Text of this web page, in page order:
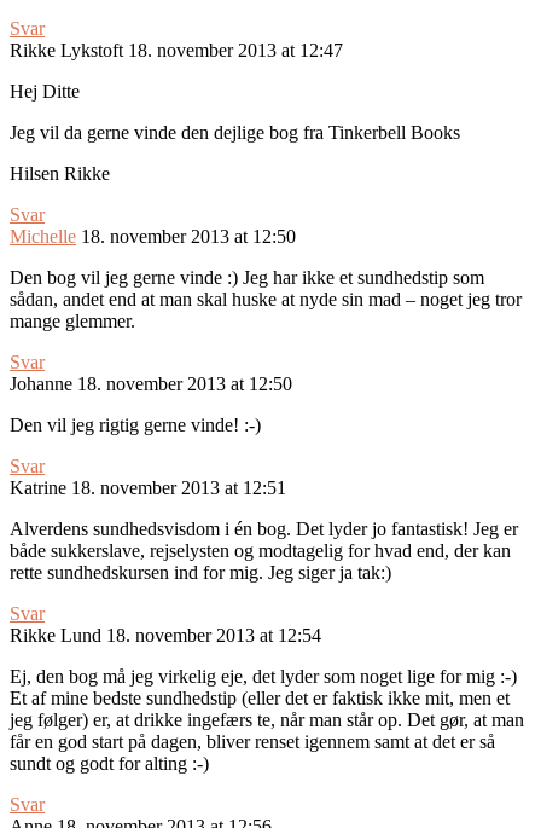
Svar
Rikke Lykstoft 18. november 2013 at 12:47
Hej Ditte
Jeg vil da gerne vinde den dejlige bog fra Tinkerbell Books
Hilsen Rikke
Svar
Michelle 18. november 2013 at 12:50
Den bog vil jeg gerne vinde :) Jeg har ikke et sundhedstip som
sådan, andet end at man skal huske at nyde sin mad – noget jeg tror
mange glemmer.
Svar
Johanne 18. november 2013 at 12:50
Den vil jeg rigtig gerne vinde! :-)
Svar
Katrine 18. november 2013 at 12:51
Alverdens sundhedsvisdom i én bog. Det lyder jo fantastisk! Jeg er
både sukkerslave, rejselysten og modtagelig for hvad end, der kan
rette sundhedskursen ind for mig. Jeg siger ja tak:)
Svar
Rikke Lund 18. november 2013 at 12:54
Ej, den bog må jeg virkelig eje, det lyder som noget lige for mig :-)
Et af mine bedste sundhedstip (eller det er faktisk ikke mit, men et
jeg følger) er, at drikke ingefærs te, når man står op. Det gør, at man
får en god start på dagen, bliver renset igennem samt at det er så
sundt og godt for alting :-)
Svar